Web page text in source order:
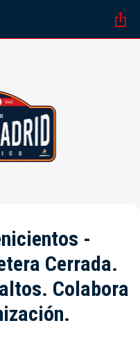
-
Cerrada.
Colabora